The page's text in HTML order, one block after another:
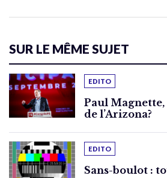
SUR LE MÊME SUJET
EDITO
Paul
de l’Arizona?
EDITO
Sans-boulot :